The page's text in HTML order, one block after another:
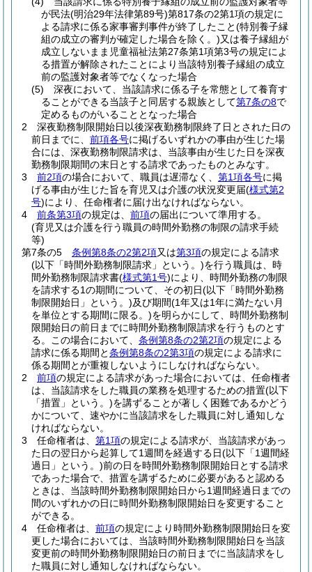
が民法(明治29年法律第89号)第817条の2第1項の規定に
よる請求に係る家事審判事件が終了したこと(特別養子縁
組の成立の審判が確定した場合を除く。)又は養子縁組が
成立しないまま児童福祉法第27条第1項第3号の規定によ
る措置が解除されたことにより当該特別養子縁組の成立
前の監護対象者等でなくなった場合
(5)
深夜において、当該請求に係る子を常態として養育す
ることができる当該子と同居する親族として第7条の8で
定めるものがいることとなった場合
2
深夜勤務制限開始日以後深夜勤務制限終了日とされた日の
前日までに、 前項各号に掲げるいずれかの事由が生じた場
合には、深夜勤務制限請求は、当該事由が生じた日を深夜
勤務制限期間の末日とする請求であったものとみなす。
3
前2項の場合において、職員は遅滞なく、 第1項各号に掲
げる事由が生じた旨を育児又は介護の状況変更届(様式第2
号)により、任命権者に届け出なければならない。
4
前条第3項の規定は、 前項の届出について準用する。
(育児又は介護を行う職員の時間外勤務の制限の請求手続
等)
第7条の5
条例第8条の2第2項又は第3項の規定による請求
(以下「時間外勤務制限請求」という。)を行う職員は、時
間外勤務制限請求書(様式第1号)により、時間外勤務の制限
を請求する1の期間について、その初日(以下「時間外勤務
制限開始日」という。)及び期間(1年又は1年に満たない月
を単位とする期間に限る。)を明らかにして、時間外勤務制
限開始日の前日までに時間外勤務制限請求を行うものとす
る。
この場合において、 条例第8条の2第2項の規定による
請求に係る期間と条例第8条の2第3項の規定による請求に
係る期間とが重複しないようにしなければならない。
2
前項の規定による請求があった場合においては、任命権者
は、当該請求をした職員の業務を処理するための措置(以下
「措置」という。)を講ずることが著しく困難であるかどう
かについて、速やかに当該請求をした職員に対し通知しな
ければならない。
3
任命権者は、 第1項の規定による請求が、当該請求があっ
た日の翌日から起算して1週間を経過する日(以下「1週間経
過日」という。)前の日を時間外勤務制限開始日とする請求
であった場合で、措置を講ずるために必要があると認める
ときは、当該時間外勤務制限開始日から1週間経過日までの
間のいずれかの日に時間外勤務制限開始日を変更すること
ができる。
4
任命権者は、 前項の規定により時間外勤務制限開始日を変
更した場合においては、当該時間外勤務制限開始日を当該
変更前の時間外勤務制限開始日の前日までに当該請求をし
た職員に対し通知しなければならない。